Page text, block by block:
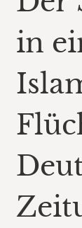
in